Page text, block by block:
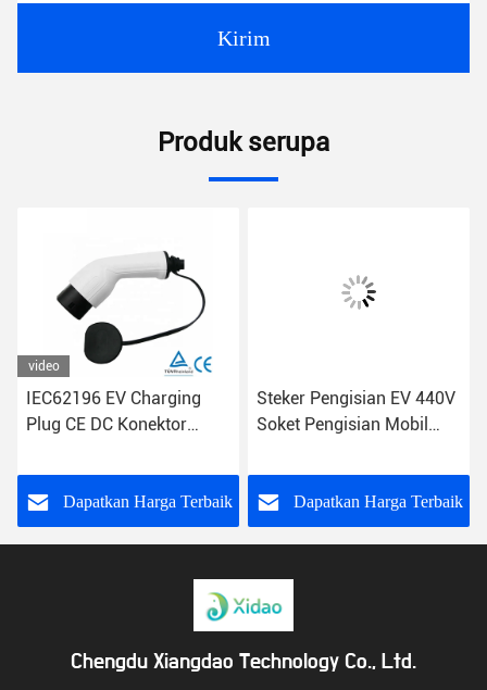
Kirim
Produk serupa
video
IEC62196 EV Charging
Plug CE DC Konektor
Dapatkan Harga Terbaik
Steker Pengisian EV 440V
Soket Pengisian Mobil
Dapatkan Harga Terbaik
Chengdu Xiangdao Technology Co., Ltd.